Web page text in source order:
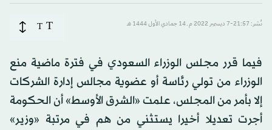
نُشر: 21:57-7 ديسمبر 2022 م ـ 14 جمادي الأول 1444 هـ T
T
فيما قرر مجلس الوزراء السعودي في فترة ماضية منع
الوزراء من تولي رئاسة أو عضوية مجالس إدارة الشركات
إلا بأمر من المجلس، علمت «الشرق الأوسط» أن الحكومة
أجرت تعديلا أخيرا يستثني من هم في مرتبة «وزير»